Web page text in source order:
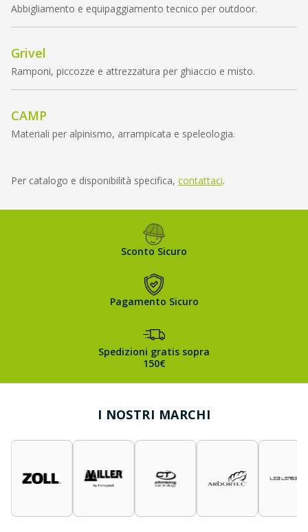
Abbigliamento e equipaggiamento tecnico per outdoor.
Grivel
Ramponi, piccozze e attrezzatura per ghiaccio e misto.
CAMP
Materiali per alpinismo, arrampicata e speleologia.
Per catalogo e disponibilità specifica, contattaci.
Sconto Sicuro
Pagamento Sicuro
Spedizioni gratis sopra
150€
I NOSTRI MARCHI